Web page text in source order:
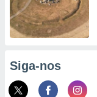
Siga-nos